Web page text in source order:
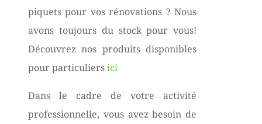
piquets pour vos rénovations ? Nous
avons toujours du stock pour vous!
Découvrez nos produits disponibles
pour particuliersici
Dans le cadre de votre activité
professionnelle, vous avez besoin de